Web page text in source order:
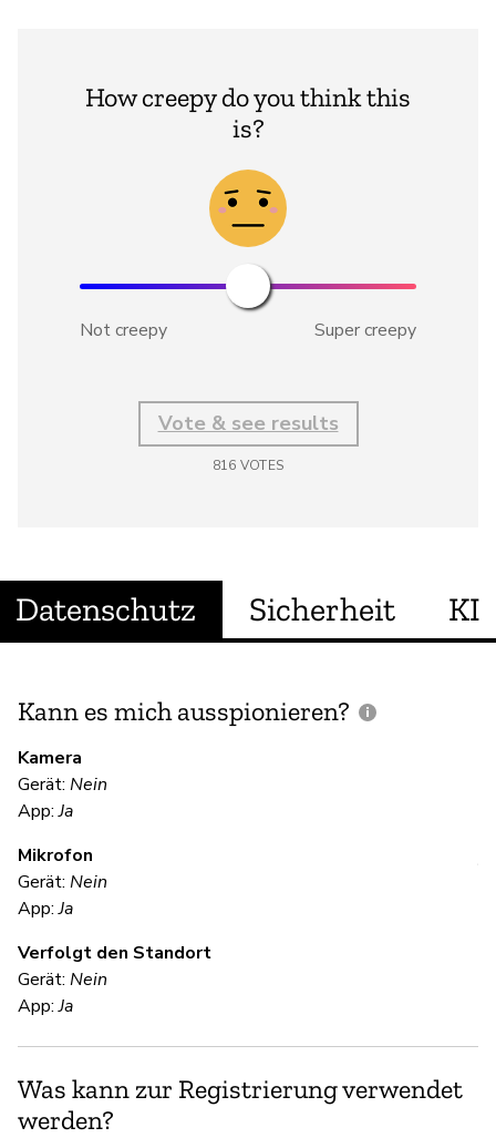
How creepy do you think this
is?
Not creepy Super creepy
Vote & see results
816 VOTES
Datenschutz Sicherheit KI
Kann es mich ausspionieren?
Kamera
Gerät: Nein
App:Ja
Mikrofon
Gerät: Nein
App:Ja
Verfolgt den Standort
Gerät: Nein
App:Ja
Was kann zur Registrierung verwendet
werden?